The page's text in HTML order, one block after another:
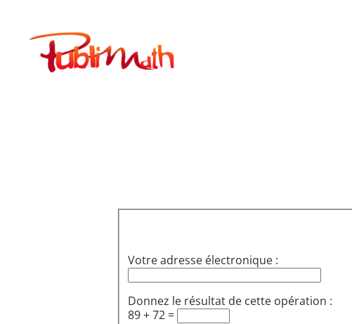
contenuPublimath
Votre adresse électronique :
Donnez le résultat de cette opération :
89 + 72 =